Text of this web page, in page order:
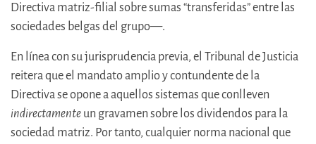
Directiva matriz-filial sobre sumas “transferidas” entre las
sociedades belgas del grupo—.
En línea con su jurisprudencia previa, el Tribunal de Justicia
reitera que el mandato amplio y contundente de la
Directiva se opone a aquellos sistemas que conlleven
indirectamente un gravamen sobre los dividendos para la
sociedad matriz. Por tanto, cualquier norma nacional que